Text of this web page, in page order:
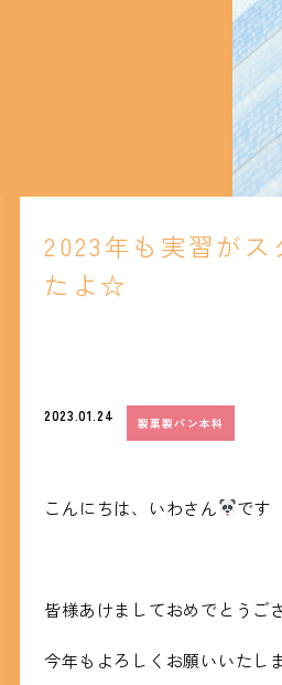
2023年も実習がス
たよ☆
2023.01.24 製菓製パン本科
こんにちは、いわさん です
皆様あけましておめでとうご
今年もよろしくお願いいたし